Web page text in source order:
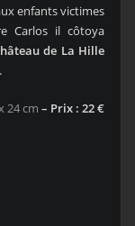
enfants victimes
Carlos il côtoya
de La Hille
24 cm – Prix : 22 €